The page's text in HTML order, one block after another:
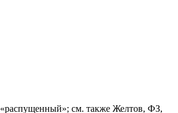
«распущенный»; см. также Желтов, ФЗ,